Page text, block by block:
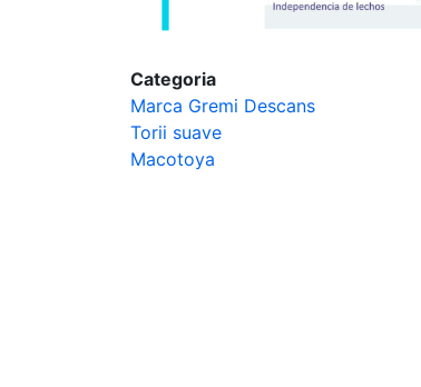
Categoria
Marca Gremi Descans
Torii suave
Macotoya